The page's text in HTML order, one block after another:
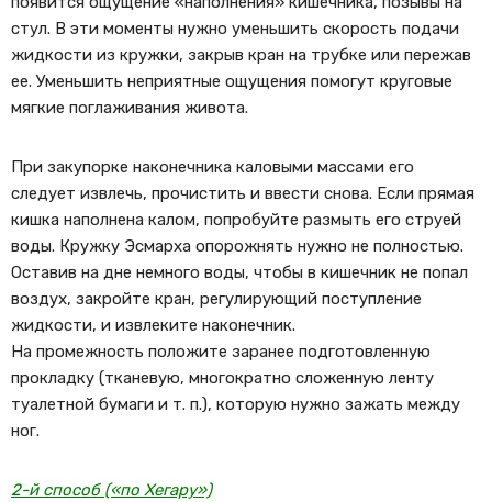
стул. В эти моменты нужно уменьшить скорость подачи
жидкости из кружки, закрыв кран на трубке или пережав
ее. Уменьшить неприятные ощущения помогут круговые
мягкие поглаживания живота.
При закупорке наконечника каловыми массами его
следует извлечь, прочистить и ввести снова. Если прямая
кишка наполнена калом, попробуйте размыть его струей
воды. Кружку Эсмарха опорожнять нужно не полностью.
Оставив на дне немного воды, чтобы в кишечник не попал
воздух, закройте кран, регулирующий поступление
жидкости, и извлеките наконечник.
На промежность положите заранее подготовленную
прокладку (тканевую, многократно сложенную ленту
туалетной бумаги и т. п.), которую нужно зажать между
ног.
2-й способ («по Хегару»)